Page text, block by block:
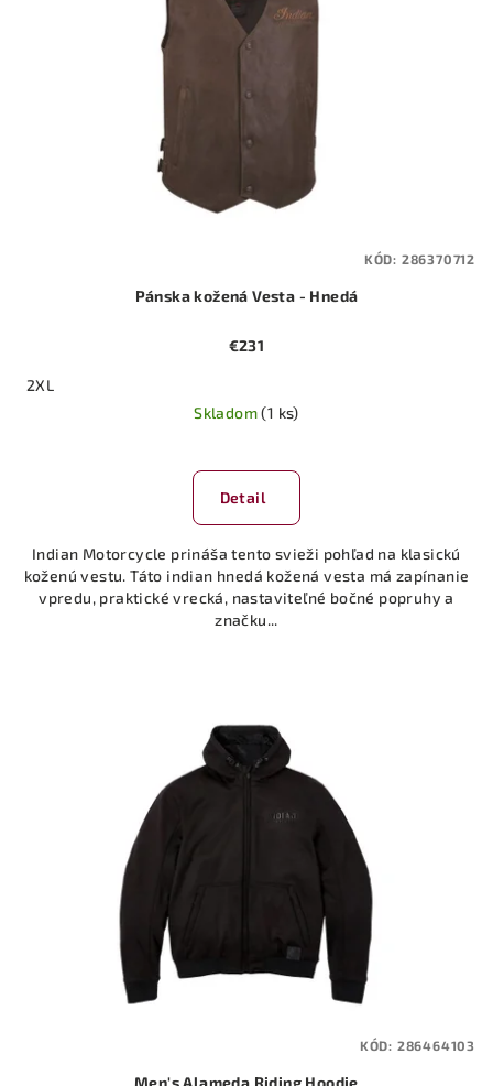
Pánska kožená Vesta - Hnedá
€231
2XL
Skladom(1 ks)
Detail
Indian Motorcycle prináša tento svieži pohľad na klasickú
koženú vestu. Táto indian hnedá kožená vesta má zapínanie
vpredu, praktické vrecká, nastaviteľné bočné popruhy a
značku...
KÓD: 286370712
KÓD: 286464103